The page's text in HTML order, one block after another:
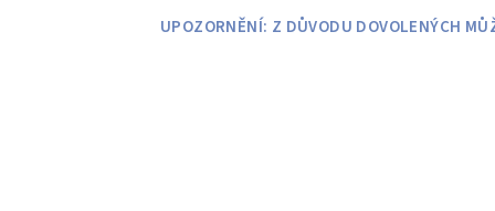
UPOZORNĚNÍ: Z DŮVODU DOVOLENÝCH